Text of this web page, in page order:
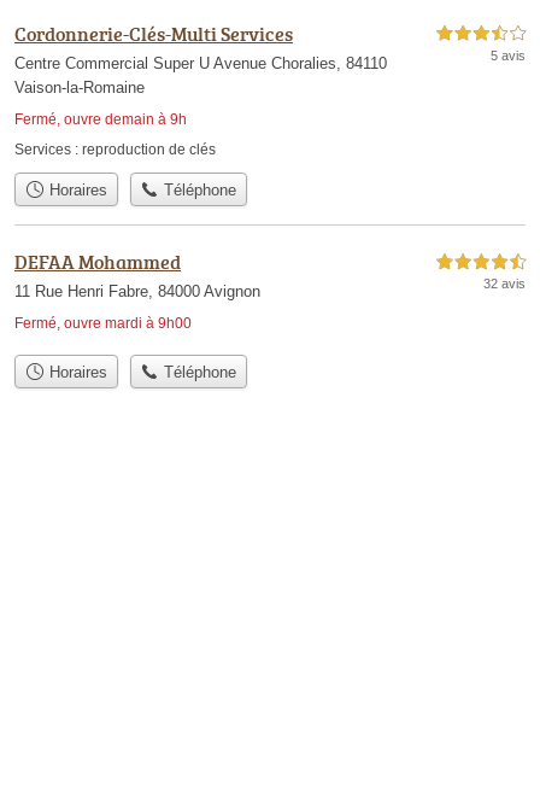
Cordonnerie-Clés-Multi Services
Centre Commercial Super U Avenue Choralies, 84110
Vaison-la-Romaine
Fermé, ouvre demain à 9h
3,5 étoiles sur 5
5 avis
Services : reproduction de clés
Horaires Téléphone
DEFAA Mohammed
11 Rue Henri Fabre, 84000 Avignon
Fermé, ouvre mardi à 9h00
4,5 étoiles sur 5
32 avis
Horaires Téléphone